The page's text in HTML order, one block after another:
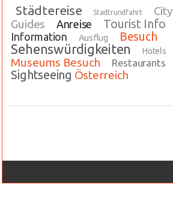
Städtereise Stadtrundfahrt
City
Guides
Anreise Tourist Info
Information Ausflug Besuch
Sehenswürdigkeiten Hotels
Museums Besuch Restaurants
Sightseeing Österreich